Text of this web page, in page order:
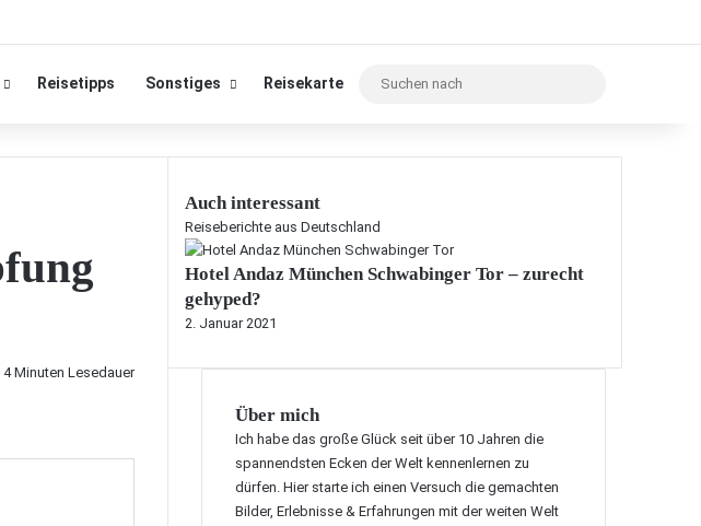
Reisetipps Sonstiges Reisekarte
4 Minuten Lesedauer
Auch interessant
S
c
h
l
i
ß
Reiseberichte aus Deutschland
Hotel Andaz München Schwabinger Tor – zurecht
gehyped?
2. Januar 2021
Über mich
Ich habe das große Glück seit über 10 Jahren die
spannendsten Ecken der Welt kennenlernen zu
dürfen. Hier starte ich einen Versuch die gemachten
Bilder, Erlebnisse & Erfahrungen mit der weiten Welt